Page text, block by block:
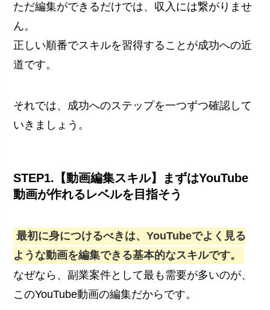
ただ編集ができるだけでは、収入には繋がりませ
ん。
正しい順番でスキルを習得することが成功への近
道です。
それでは、成功へのステップを一つずつ確認して
いきましょう。
STEP1.【動画編集スキル】まずはYouTube
動画が作れるレベルを目指そう
最初に身につけるべきは、YouTubeでよく見る
ような動画を編集できる基本的なスキルです。
なぜなら、副業案件として最も需要が多いのが、
このYouTube動画の編集だからです。